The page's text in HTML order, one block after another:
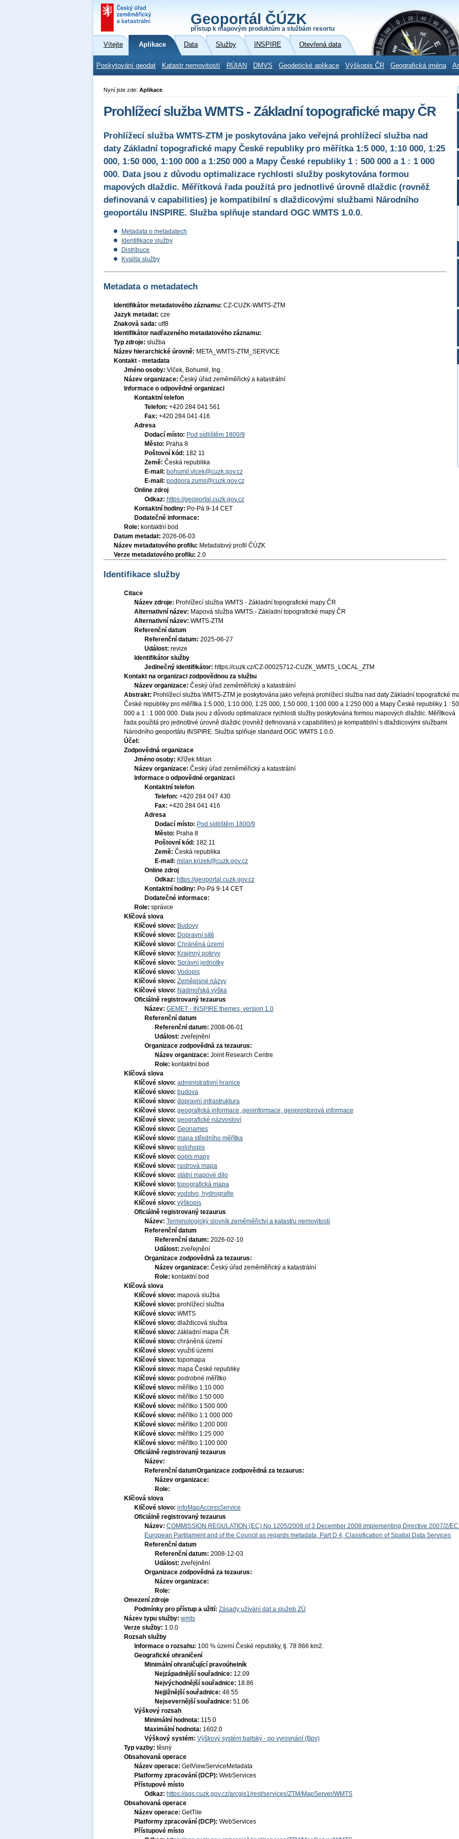
Geoportál ČÚZK
přístup k mapovým produktům a službám resortu
Vítejte Aplikace Data Služby INSPIRE Otevřená data
Poskytování geodat Katastr nemovitostí RÚIAN DMVS Geodetické aplikace Výškopis ČR Geografická jména
Nyní jste zde: Aplikace
Prohlížecí služba WMTS - Základní topografické mapy ČR
Prohlížecí služba WMTS-ZTM je poskytována jako veřejná prohlížecí služba nad
daty Základní topografické mapy České republiky pro měřítka 1:5 000, 1:10 000, 1:25
000, 1:50 000, 1:100 000 a 1:250 000 a Mapy České republiky 1 : 500 000 a 1 : 1 000
000. Data jsou z důvodu optimalizace rychlosti služby poskytována formou
mapových dlaždic. Měřítková řada použitá pro jednotlivé úrovně dlaždic (rovněž
definovaná v capabilities) je kompatibilní s dlaždicovými službami Národního
geoportálu INSPIRE. Služba splňuje standard OGC WMTS 1.0.0.
Metadata o metadatech
Identifikace služby
Distribuce
Kvalita služby
Metadata o metadatech
Identifikátor metadatového záznamu: CZ-CUZK-WMTS-ZTM
Jazyk metadat: cze
Znaková sada: utf8
Identifikátor nadřazeného metadatového záznamu:
Typ zdroje: služba
Název hierarchické úrovně: META_WMTS-ZTM_SERVICE
Kontakt - metadata
Jméno osoby: Vlček, Bohumil, Ing.
Název organizace: Český úřad zeměměřický a katastrální
Informace o odpovědné organizaci
Kontaktní telefon
Telefon: +420 284 041 561
Fax: +420 284 041 416
Adresa
Dodací místo: Pod sídlištěm 1800/9
Město: Praha 8
Poštovní kód: 182 11
Země: Česká republika
E-mail: bohumil.vlcek@cuzk.gov.cz
E-mail: podpora.zums@cuzk.gov.cz
Online zdroj
Odkaz: https://geoportal.cuzk.gov.cz
Kontaktní hodiny: Po-Pá 9-14 CET
Dodatečné informace:
Role: kontaktní bod
Datum metadat: 2026-06-03
Název metadatového profilu: Metadatový profil ČÚZK
Verze metadatového profilu: 2.0
Identifikace služby
Citace
Název zdroje: Prohlížecí služba WMTS - Základní topografické mapy ČR
Alternativní název: Mapová služba WMTS - Základní topografické mapy ČR
Alternativní název: WMTS-ZTM
Referenční datum
Referenční datum: 2025-06-27
Událost: revize
Identifikátor služby
Jedinečný identifikátor: https://cuzk.cz/CZ-00025712-CUZK_WMTS_LOCAL_ZTM
Kontakt na organizaci zodpovědnou za službu
Název organizace: Český úřad zeměměřický a katastrální
Abstrakt: Prohlížecí služba WMTS-ZTM je poskytována jako veřejná prohlížecí služba nad daty Základní topografické
České republiky pro měřítka 1:5 000, 1:10 000, 1:25 000, 1:50 000, 1:100 000 a 1:250 000 a Mapy České republiky 1 :
000 a 1 : 1 000 000. Data jsou z důvodu optimalizace rychlosti služby poskytována formou mapových dlaždic. Měřítková
řada použitá pro jednotlivé úrovně dlaždic (rovněž definovaná v capabilities) je kompatibilní s dlaždicovými službami
Národního geoportálu INSPIRE. Služba splňuje standard OGC WMTS 1.0.0.
Účel:
Zodpovědná organizace
Jméno osoby: Křížek Milan
Název organizace: Český úřad zeměměřický a katastrální
Informace o odpovědné organizaci
Kontaktní telefon
Telefon: +420 284 047 430
Fax: +420 284 041 416
Adresa
Dodací místo: Pod sídlištěm 1800/9
Město: Praha 8
Poštovní kód: 182 11
Země: Česká republika
E-mail: milan.krizek@cuzk.gov.cz
Online zdroj
Odkaz: https://geoportal.cuzk.gov.cz
Kontaktní hodiny: Po-Pá 9-14 CET
Dodatečné informace:
Role: správce
Klíčová slova
Klíčové slovo: Budovy
Klíčové slovo: Dopravní sítě
Klíčové slovo: Chráněná území
Klíčové slovo: Krajinný pokryv
Klíčové slovo: Správní jednotky
Klíčové slovo: Vodopis
Klíčové slovo: Zeměpisné názvy
Klíčové slovo: Nadmořská výška
Oficiálně registrovaný tezaurus
Název: GEMET - INSPIRE themes, version 1.0
Referenční datum
Referenční datum: 2008-06-01
Událost: zveřejnění
Organizace zodpovědná za tezaurus:
Název organizace: Joint Research Centre
Role: kontaktní bod
Klíčová slova
Klíčové slovo: administrativní hranice
Klíčové slovo: budova
Klíčové slovo: dopravní infrastruktura
Klíčové slovo: geografická informace, geoinformace, geoprostorová informace
Klíčové slovo: geografické názvosloví
Klíčové slovo: Geonames
Klíčové slovo: mapa středního měřítka
Klíčové slovo: polohopis
Klíčové slovo: popis mapy
Klíčové slovo: rastrová mapa
Klíčové slovo: státní mapové dílo
Klíčové slovo: topografická mapa
Klíčové slovo: vodstvo, hydrografie
Klíčové slovo: výškopis
Oficiálně registrovaný tezaurus
Název: Terminologický slovník zeměměřictví a katastru nemovitostí
Referenční datum
Referenční datum: 2026-02-10
Událost: zveřejnění
Organizace zodpovědná za tezaurus:
Název organizace: Český úřad zeměměřický a katastrální
Role: kontaktní bod
Klíčová slova
Klíčové slovo: mapová služba
Klíčové slovo: prohlížecí služba
Klíčové slovo: WMTS
Klíčové slovo: dlaždicová služba
Klíčové slovo: základní mapa ČR
Klíčové slovo: chráněná území
Klíčové slovo: využití území
Klíčové slovo: topomapa
Klíčové slovo: mapa České republiky
Klíčové slovo: podrobné měřítko
Klíčové slovo: měřítko 1:10 000
Klíčové slovo: měřítko 1:50 000
Klíčové slovo: měřítko 1:500 000
Klíčové slovo: měřítko 1:1 000 000
Klíčové slovo: měřítko 1:200 000
Klíčové slovo: měřítko 1:25 000
Klíčové slovo: měřítko 1:100 000
Oficiálně registrovaný tezaurus
Název:
Referenční datumOrganizace zodpovědná za tezaurus:
Název organizace:
Role:
Klíčová slova
Klíčové slovo: infoMapAccessService
Oficiálně registrovaný tezaurus
Název: COMMISSION REGULATION (EC) No 1205/2008 of 3 December 2008 implementing Directive 2007/2/EC
European Partilament and of the Council as regards metadata, Part D 4, Classification of Spatial Data Services
Referenční datum
Referenční datum: 2008-12-03
Událost: zveřejnění
Organizace zodpovědná za tezaurus:
Název organizace:
Role:
Omezení zdroje
Podmínky pro přístup a užití: Zásady užívání dat a služeb ZÚ
Název typu služby: wmts
Verze služby: 1.0.0
Rozsah služby
Informace o rozsahu: 100 % území České republiky, tj. 78 866 km2.
Geografické ohraničení
Minimální ohraničující pravoúhelník
Nejzápadnější souřadnice: 12.09
Nejvýchodnější souřadnice: 18.86
Nejjižnější souřadnice: 48.55
Nejsevernější souřadnice: 51.06
Výškový rozsah
Minimální hodnota: 115.0
Maximální hodnota: 1602.0
Výškový systém: Výškový systém baltský - po vyrovnání (Bpv)
Typ vazby: těsný
Obsahovaná operace
Název operace: GetViewServiceMetadata
Platformy zpracování (DCP): WebServices
Přístupové místo
Odkaz: https://ags.cuzk.gov.cz/arcgis1/rest/services/ZTM/MapServer/WMTS
Obsahovaná operace
Název operace: GetTile
Platformy zpracování (DCP): WebServices
Přístupové místo